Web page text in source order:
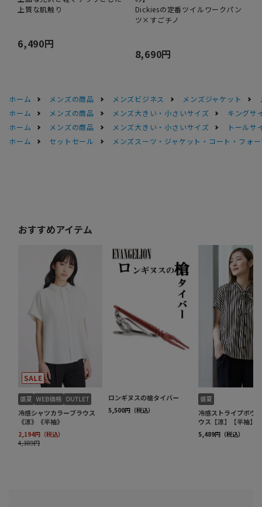
上質な肌触り
6,490円
Dickiesの定番ツイルワークパン
ツ×すごチノ
8,690円
ホーム メンズの商品 メンズビジネス メンズジャケット
ホーム
メンズの商品 メンズ大きい・小さいサイズ
キングサ
ホーム
メンズの商品 メンズ大きい・小さいサイズ
トールサ
ホーム
セットセール メンズスーツ・ジャケット・コート・フォ